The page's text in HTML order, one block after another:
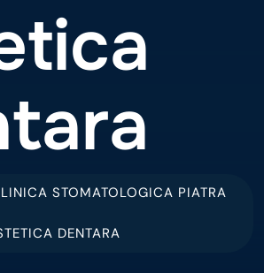
STOMATOLOGICA PIATRA
DENTARA